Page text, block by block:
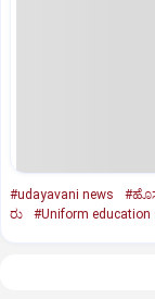
#udayavani news
ರು
#Uniform education